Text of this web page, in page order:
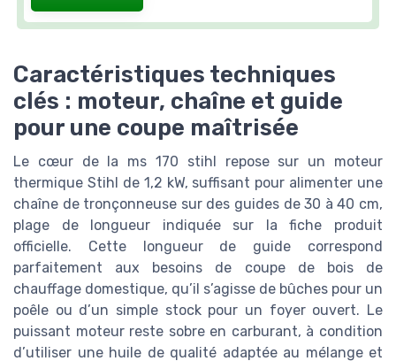
Caractéristiques techniques
clés : moteur, chaîne et guide
pour une coupe maîtrisée
Le cœur de la ms 170 stihl repose sur un moteur
thermique Stihl de 1,2 kW, suffisant pour alimenter une
chaîne de tronçonneuse sur des guides de 30 à 40 cm,
plage de longueur indiquée sur la fiche produit
officielle. Cette longueur de guide correspond
parfaitement aux besoins de coupe de bois de
chauffage domestique, qu’il s’agisse de bûches pour un
poêle ou d’un simple stock pour un foyer ouvert. Le
puissant moteur reste sobre en carburant, à condition
d’utiliser une huile de qualité adaptée au mélange et